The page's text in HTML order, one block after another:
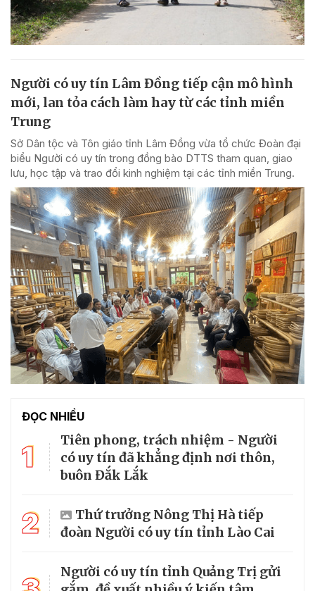
Người có uy tín Lâm Đồng tiếp cận mô hình
mới, lan tỏa cách làm hay từ các tỉnh miền
Trung
Sở Dân tộc và Tôn giáo tỉnh Lâm Đồng vừa tổ chức Đoàn đại
biểu Người có uy tín trong đồng bào DTTS tham quan, giao
lưu, học tập và trao đổi kinh nghiệm tại các tỉnh miền Trung.
ĐỌC NHIỀU
1
Tiên phong, trách nhiệm - Người
có uy tín đã khẳng định nơi thôn,
buôn Đắk Lắk
2
Thứ trưởng Nông Thị Hà tiếp
đoàn Người có uy tín tỉnh Lào Cai
Người có uy tín tỉnh Quảng Trị gửi